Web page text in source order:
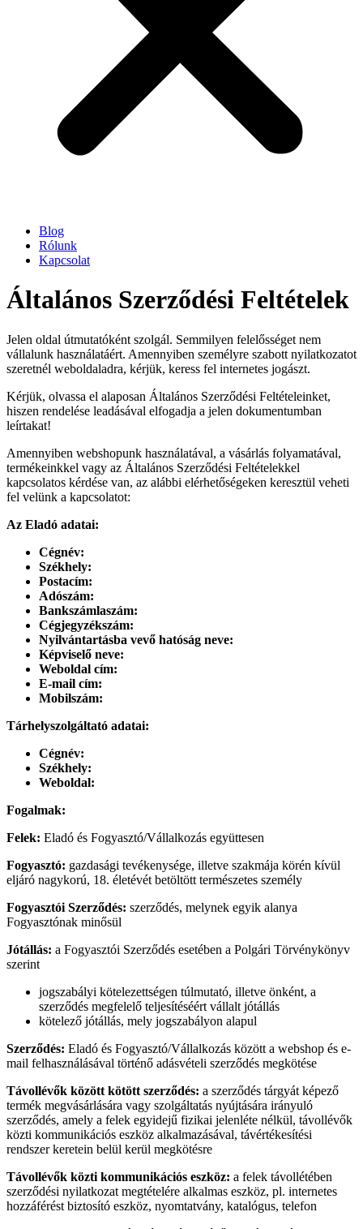
Blog
Rólunk
Kapcsolat
Általános Szerződési Feltételek
Jelen oldal útmutatóként szolgál. Semmilyen felelősséget nem
vállalunk használatáért. Amennyiben személyre szabott nyilatkozatot
szeretnél weboldaladra, kérjük, keress fel internetes jogászt.
Kérjük, olvassa el alaposan Általános Szerződési Feltételeinket,
hiszen rendelése leadásával elfogadja a jelen dokumentumban
leírtakat!
Amennyiben webshopunk használatával, a vásárlás folyamatával,
termékeinkkel vagy az Általános Szerződési Feltételekkel
kapcsolatos kérdése van, az alábbi elérhetőségeken keresztül veheti
fel velünk a kapcsolatot:
Az Eladó adatai:
Cégnév:
Székhely:
Postacím:
Adószám:
Bankszámlaszám:
Cégjegyzékszám:
Nyilvántartásba vevő hatóság neve:
Képviselő neve:
Weboldal cím:
E-mail cím:
Mobilszám:
Tárhelyszolgáltató adatai:
Cégnév:
Székhely:
Weboldal:
Fogalmak:
Felek: Eladó és Fogyasztó/Vállalkozás együttesen
Fogyasztó: gazdasági tevékenysége, illetve szakmája körén kívül
eljáró nagykorú, 18. életévét betöltött természetes személy
Fogyasztói Szerződés: szerződés, melynek egyik alanya
Fogyasztónak minősül
Jótállás: a Fogyasztói Szerződés esetében a Polgári Törvénykönyv
szerint
jogszabályi kötelezettségen túlmutató, illetve önként, a
szerződés megfelelő teljesítéséért vállalt jótállás
kötelező jótállás, mely jogszabályon alapul
Szerződés: Eladó és Fogyasztó/Vállalkozás között a webshop és e-
mail felhasználásával történő adásvételi szerződés megkötése
Távollévők között kötött szerződés: a szerződés tárgyát képező
termék megvásárlására vagy szolgáltatás nyújtására irányuló
szerződés, amely a felek egyidejű fizikai jelenléte nélkül, távollévők
közti kommunikációs eszköz alkalmazásával, távértékesítési
rendszer keretein belül kerül megkötésre
Távollévők közti kommunikációs eszköz: a felek távollétében
szerződési nyilatkozat megtételére alkalmas eszköz, pl. internetes
hozzáférést biztosító eszköz, nyomtatvány, katalógus, telefon